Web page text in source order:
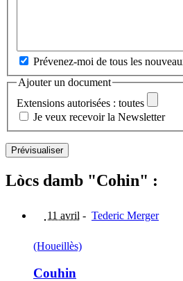
Prévenez-moi de tous les
Ajouter un document
Extensions autorisées : toutes
Je veux recevoir la Newsletter
Lòcs damb "Cohin" :
11 avril - Tederic Merger
(Houeillès)
Couhin